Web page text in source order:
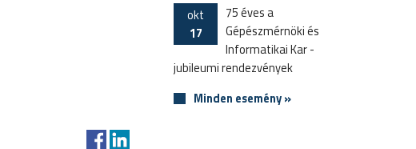
okt
17
75 éves a
Gépészmérnöki és
Informatikai Kar -
jubileumi rendezvények
Minden esemény »